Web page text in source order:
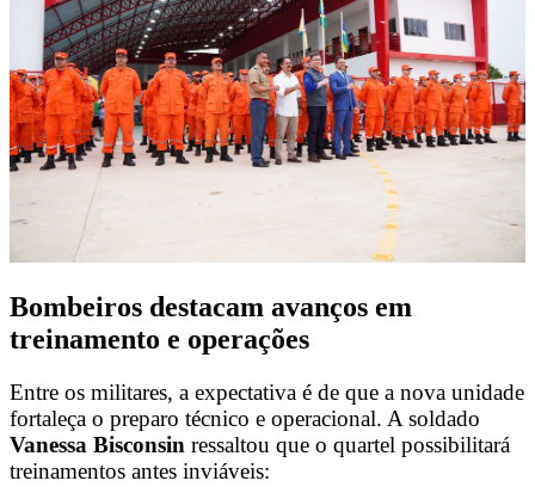
Bombeiros destacam avanços em
treinamento e operações
Entre os militares, a expectativa é de que a nova unidade
fortaleça o preparo técnico e operacional. A soldado
Vanessa Bisconsin ressaltou que o quartel possibilitará
treinamentos antes inviáveis: